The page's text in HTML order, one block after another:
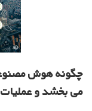
چگونه هوش
می بخشد و